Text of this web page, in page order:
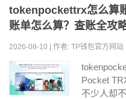
tokenpockettrx怎么算
账单怎么算？查账全攻
2026-08-10 | 作者: TP钱包官方网站 |
Pocket
不少人却